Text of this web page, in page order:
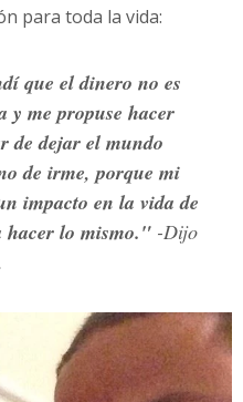
para toda la vida:
que el dinero no es
y me propuse hacer
de dejar el mundo
de irme, porque mi
impacto en la vida de
hacer lo mismo." -Dijo